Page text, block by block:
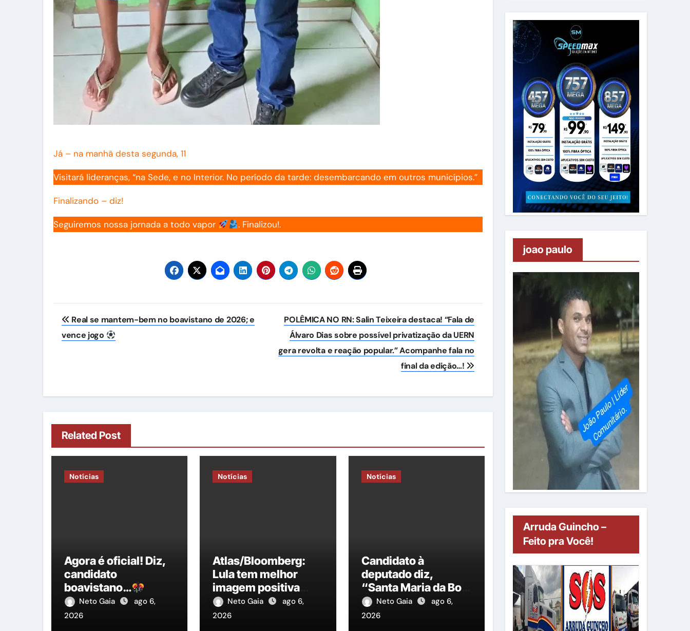
Já – na manhã desta segunda, 11
Visitará lideranças, “na Sede, e no Interior. No período da tarde: desembarcando em outros municípios.”
Finalizando – diz!
Seguiremos nossa jornada a todo vapor . Finalizou!.
Navegação
de
Real se mantem-bem no boavistano de 2026; e
vence jogo
POLÊMICA NO RN: Salin Teixeira destaca! “Fala de
Álvaro Dias sobre possível privatização da UERN
gera revolta e reação popular.” Acompanhe fala no
final da edição…!
Related Post
Notícias
Agora é oficial! Diz,
candidato
boavistano…
Neto Gaia
ago 6,
2026
Notícias
Atlas/Bloomberg:
Lula tem melhor
imagem positiva
entre candidatos à
Presidência
Neto Gaia
ago 6,
2026
Notícias
Candidato à
deputado diz,
“Santa Maria da Boa
Vista, precisa de um
representante na
Neto Gaia
ago 6,
2026
joao paulo
Arruda Guincho –
Feito pra Você!